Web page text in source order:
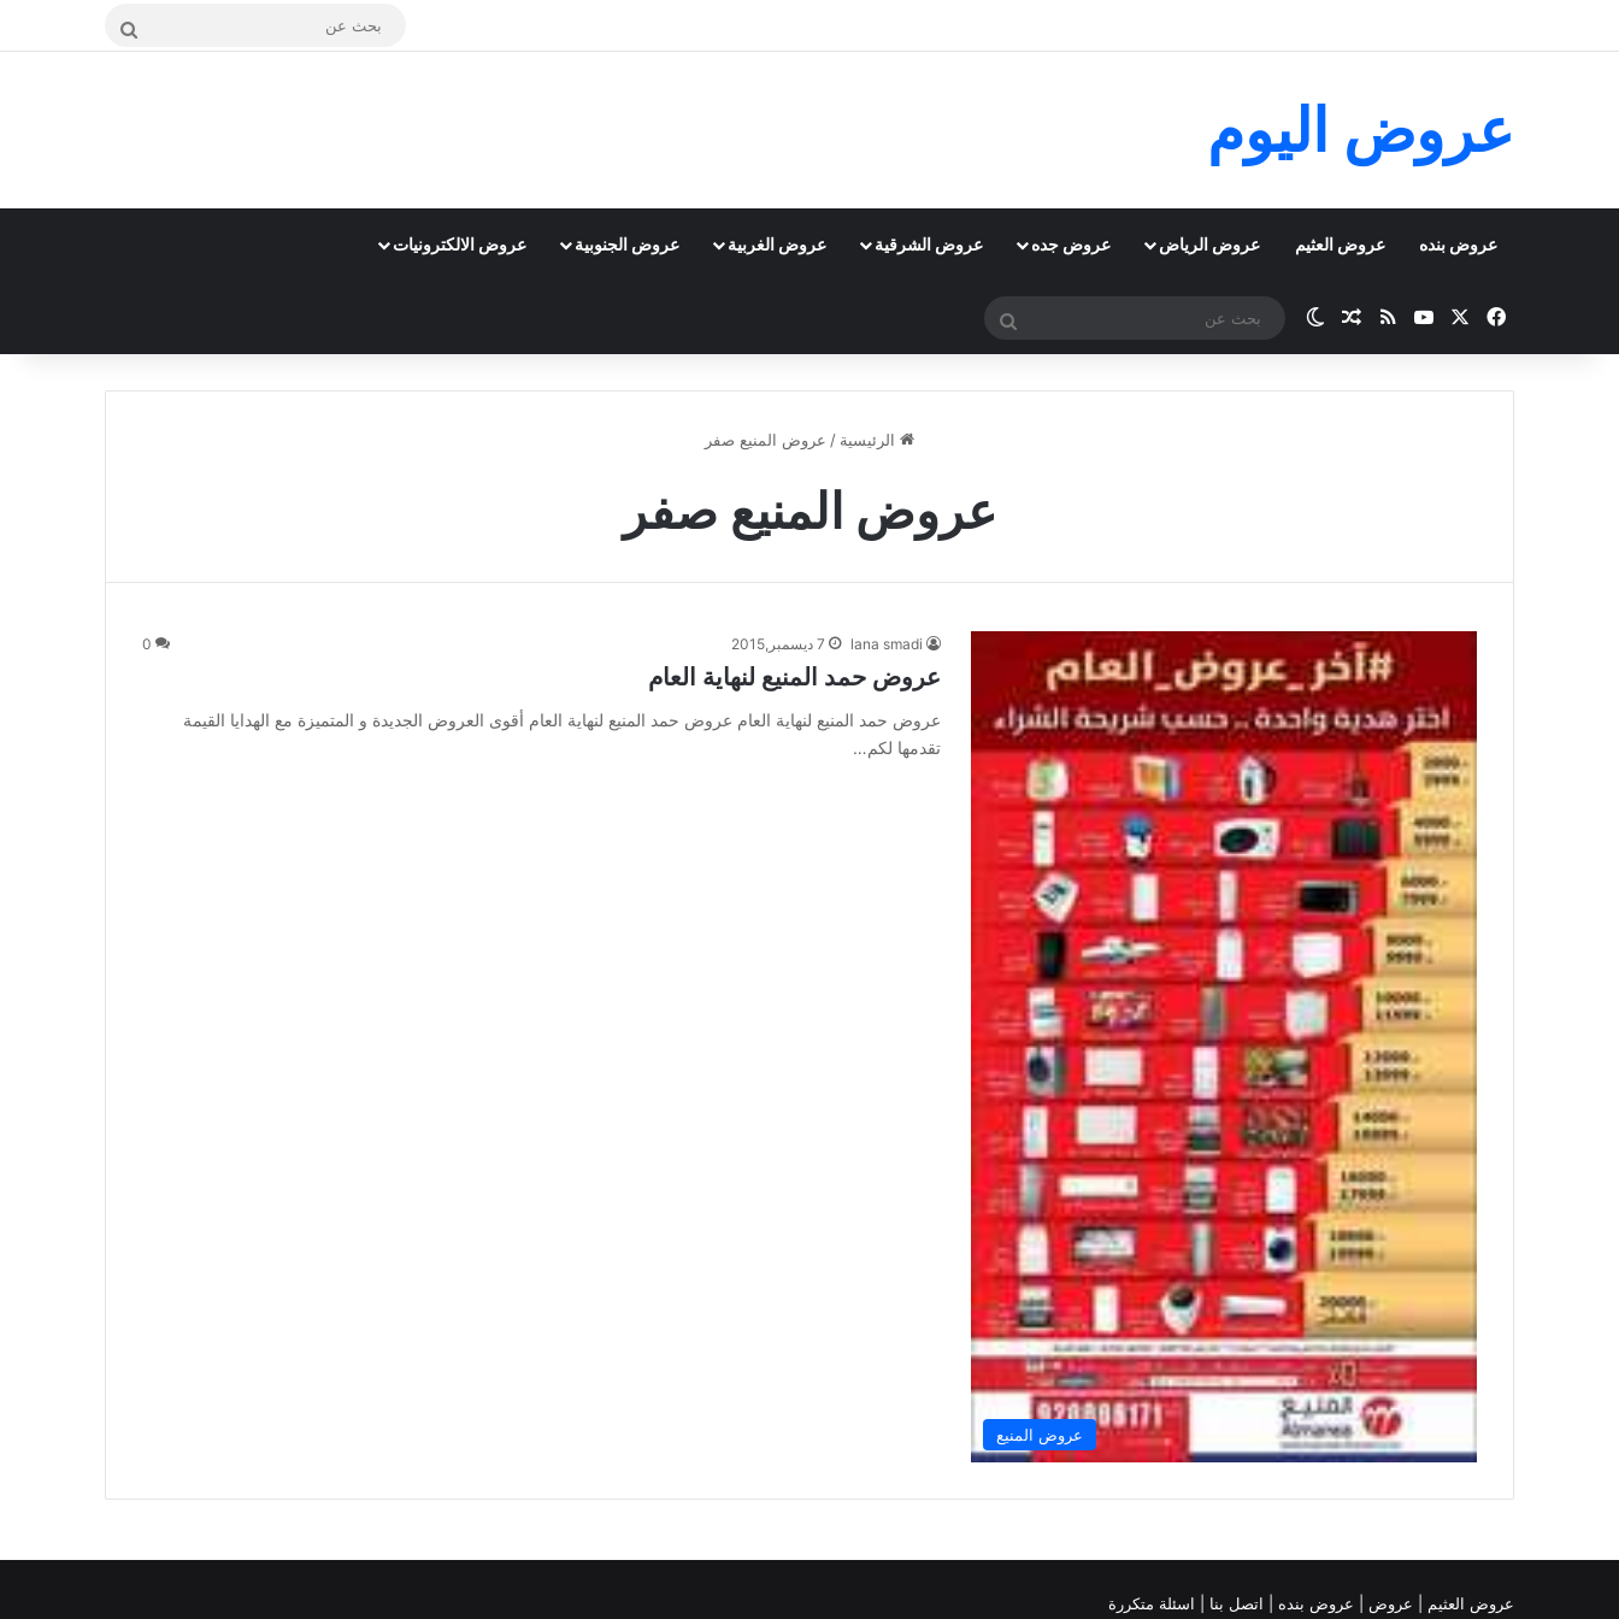
بحث
عروض اليوم
عروض بنده عروض العثيم عروض الرياض عروض جده عروض الشرقية عروض الغربية عروض الجنوبية عروض الالكترونيات
فيسبوك ‫YouTubeملخص الموقع RSS
مقال عشوائي
الوضع المظلم
بحث
الرئيسية / عروض المنيع صفر
عروض المنيع صفر
عروض المنيع
lana smadi 7 ديسمبر,2015 0
عروض حمد المنيع لنهاية العام
عروض حمد المنيع لنهاية العام عروض حمد المنيع لنهاية العام أقوى العروض الجديدة و المتميزة مع الهدايا القيمة
تقدمها لكم…
عروض العثيم عروض عروض بنده | اتصل بنا | اسئلة متكررة